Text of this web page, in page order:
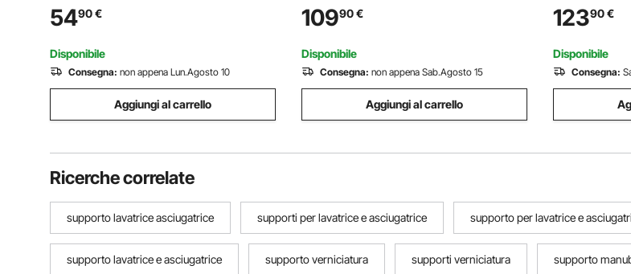
Morsetti Borsa Trasporto, Supporto per
Sfondo Fotografico in Studio Fotografia
in Acciaio al Carbonio
5490€
Disponibile
Consegna: non appena Lun.Agosto 10
Aggiungi al carrello
Thrustmaster T300RS TX F458,
T500RS, T3PA-PRO (F1/GT), Pedali NON
Inclusi
10990€
Disponibile
Consegna: non appena Sab.Agosto 15
Aggiungi al carrello
Supporto per
Acciaio
Larghezza
12390€
Disponibile
Consegna:
Ricerche correlate
supporto lavatrice asciugatrice supporti per lavatrice e asciugatrice supporto per lavatrice e
supporto lavatrice e asciugatrice supporto verniciatura supporti verniciatura supporto